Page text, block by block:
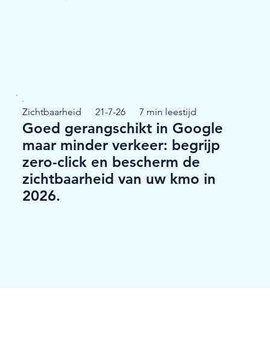
Zichtbaarheid 21-7-26 7 min leestijd
Goed gerangschikt in Google
maar minder verkeer: begrijp
zero-click en bescherm de
zichtbaarheid van uw kmo in
2026.